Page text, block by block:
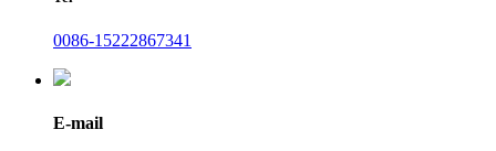
0086-15222867341
E-mail